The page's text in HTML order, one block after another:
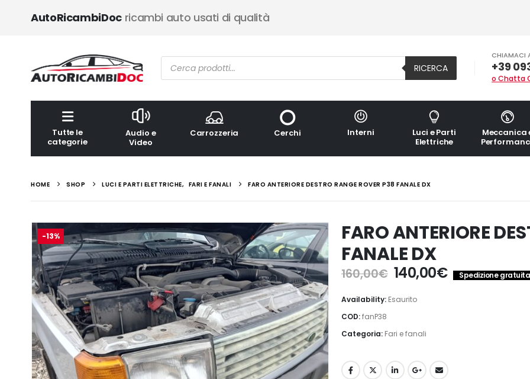
AutoRicambiDocricambi auto usati di qualità
Ricerca
prodotti RICERCA
CHIAMACI
+39
o Chatta
Tutte le
categorie
Audio e
Video
Carrozzeria Cerchi Interni
Luci e Parti
Elettriche
Meccanica
HOME SHOP LUCI E PARTI ELETTRICHE, FARI E FANALI FARO ANTERIORE DESTRO RANGE ROVER P38 FANALE DX
-13%
FARO ANTERIORE
FANALE DX
160,00€ Il
prezzo
originale
160,00€.
140,00€Il
prezzo
Spedizione
Availability: Esaurito
COD:fanP38
Categoria: Fari e fanali